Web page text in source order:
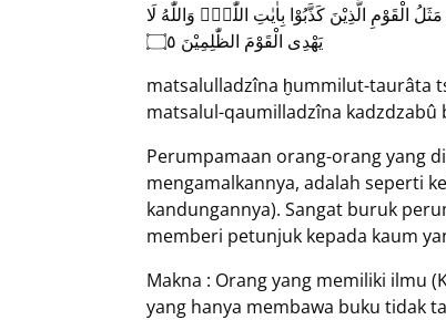
الْقَوْمِ الَّذِيْنَ كَذَّبُوْا بِاٰيٰتِ اللّٰهِۗ وَاللّٰهُ لَا
يَهْدِى الْقَوْمَ الظّٰلِمِيْنَ ۝٥
matsalulladzîna ḫummilut-taurâta
matsalul-qaumilladzîna
Perumpamaan orang-orang yang
mengamalkannya, adalah seperti
kandungannya). Sangat buruk
memberi petunjuk kepada kaum
Makna : Orang yang memiliki ilmu
yang hanya membawa buku tidak